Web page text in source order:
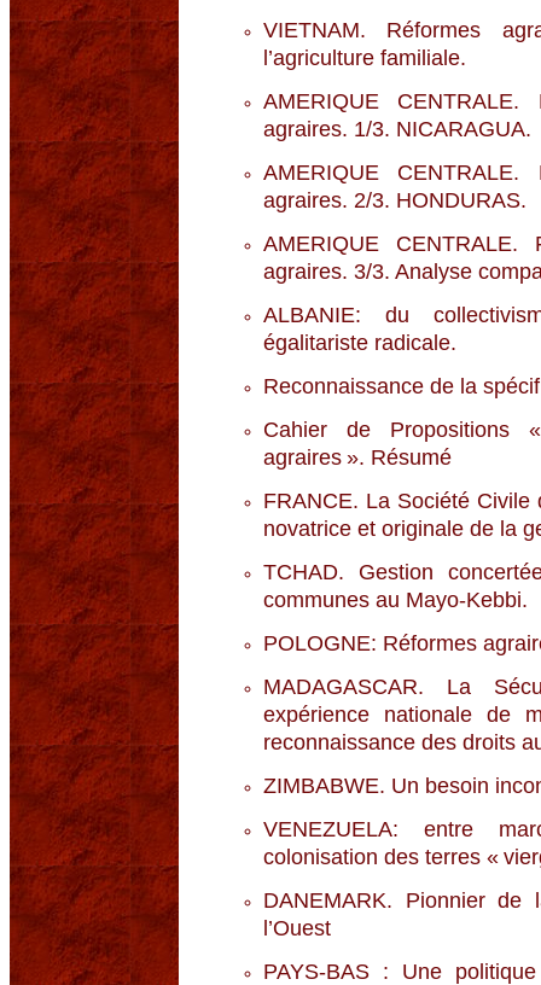
VIETNAM. Réformes
l’agriculture familiale.
AMERIQUE
agraires. 1/3. NICARAGUA.
AMERIQUE
agraires. 2/3. HONDURAS.
AMERIQUE
agraires. 3/3. Analyse
ALBANIE: du
égalitariste radicale.
Reconnaissance de la
Cahier de Propositions
agraires ». Résumé
FRANCE. La Société
novatrice et originale de la
TCHAD. Gestion
communes au Mayo-Kebbi.
POLOGNE: Réformes
MADAGASCAR. La
expérience nationale de
reconnaissance des droits
ZIMBABWE. Un besoin
VENEZUELA: entre
colonisation des terres «
DANEMARK. Pionnier
l’Ouest
PAYS-BAS : Une